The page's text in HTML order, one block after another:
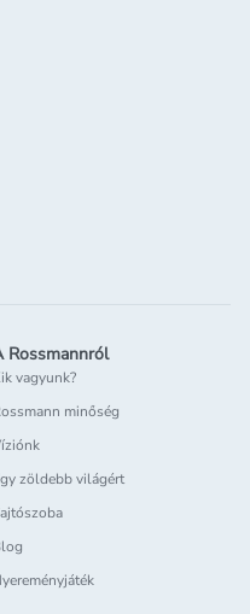
Rossmannról
vagyunk?
minőség
zöldebb világért